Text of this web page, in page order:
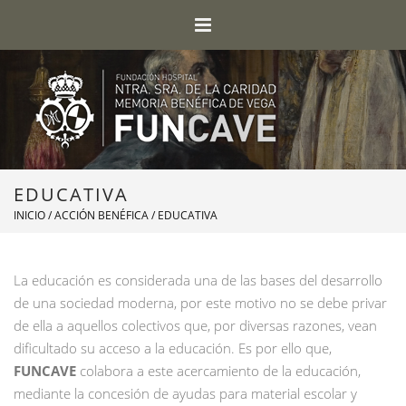
EDUCATIVA
INICIO/ACCIÓN BENÉFICA/ EDUCATIVA
La educación es considerada una de las bases del desarrollo
de una sociedad moderna, por este motivo no se debe privar
de ella a aquellos colectivos que, por diversas razones, vean
dificultado su acceso a la educación. Es por ello que,
FUNCAVE colabora a este acercamiento de la educación,
mediante la concesión de ayudas para material escolar y